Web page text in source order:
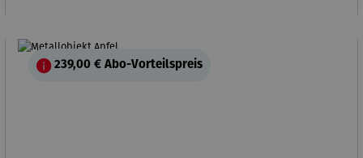
239,00 € Abo-Vorteilspreis